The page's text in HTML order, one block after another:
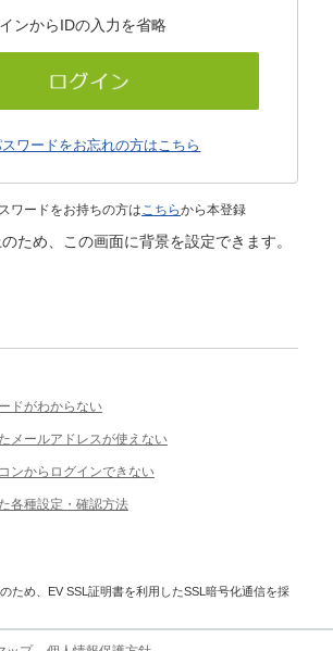
ンからIDの入力を省略
ワードをお忘れの方はこちら
ワードをお持ちの方はこちらから本登録
ため、この画面に背景を設定できます。
ドがわからない
メールアドレスが使えない
ンからログインできない
各種設定・確認方法
ため、EV SSL証明書を利用したSSL暗号化通信を採